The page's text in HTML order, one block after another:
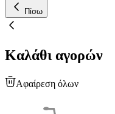
Πίσω
Καλάθι αγορών
Αφαίρεση όλων